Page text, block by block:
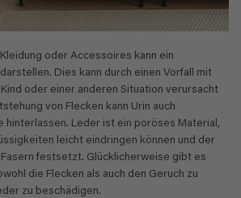
oder Accessoires kann ein
Dies kann durch einen Vorfall mit
oder einer anderen Situation verursacht
von Flecken kann Urin auch
hinterlassen. Leder ist ein poröses Material,
leicht eindringen können und der
festsetzt. Glücklicherweise gibt es
die Flecken als auch den Geruch zu
zu beschädigen.